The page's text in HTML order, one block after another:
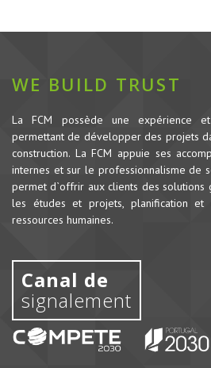
WE BUILD TRUST
La FCM possède une expérience
permettant de développer des projets
construction. La FCM appuie ses
internes et sur le professionnalisme de
permet d`offrir aux clients des solutions
les études et projets, planification et
ressources humaines.
Canal de
signalement